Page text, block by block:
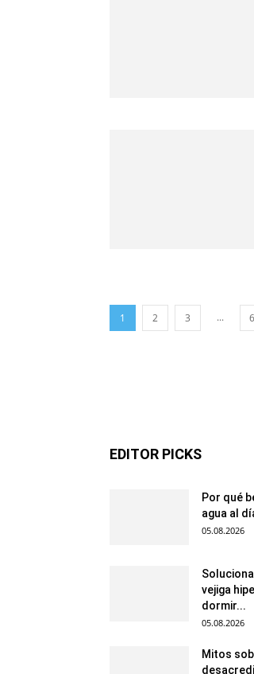
1 2 3 ...
EDITOR PICKS
Por qué
agua al
05.08.2026
vejiga
dormir...
05.08.2026
Mitos